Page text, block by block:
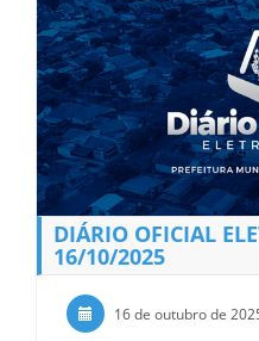
DIÁRIO OFICIAL
16/10/2025
16 de outubro de